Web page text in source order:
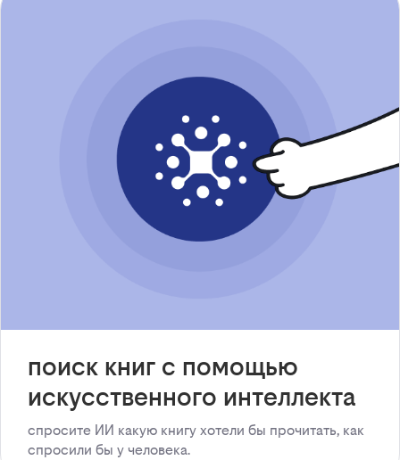
поиск книг с помощью
искусственного интеллекта
спросите ИИ какую книгу хотели бы прочитать, как
спросили бы у человека.